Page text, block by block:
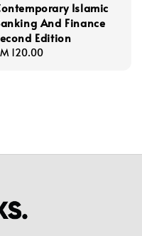
Islamic
And Finance
Edition
120.00